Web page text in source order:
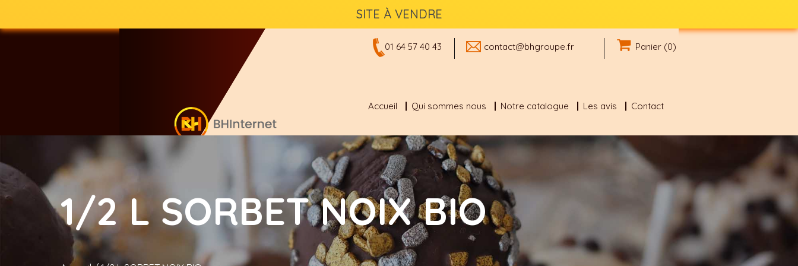
SITE À VENDRE
01 64 57 40 43 contact@bhgroupe.fr Panier (0)
Accueil Qui sommes nous Notre catalogue Les avis Contact
1/2 L SORBET NOIX BIO